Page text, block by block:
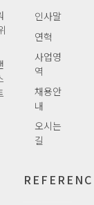
인사말
연혁
사업영
역
채용안
내
오시는
길